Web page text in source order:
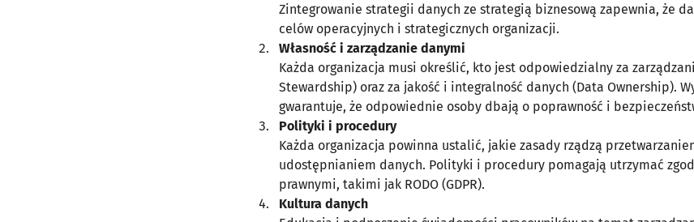
Zintegrowanie strategii danych ze strategią biznesową zapewnia, że
celów operacyjnych i strategicznych organizacji.
Własność i zarządzanie danymi
Każda organizacja musi określić, kto jest odpowiedzialny za
Stewardship) oraz za jakość i integralność danych (Data Ownership).
gwarantuje, że odpowiednie osoby dbają o poprawność i
Polityki i procedury
Każda organizacja powinna ustalić, jakie zasady rządzą
udostępnianiem danych. Polityki i procedury pomagają utrzymać
prawnymi, takimi jak RODO (GDPR).
Kultura danych